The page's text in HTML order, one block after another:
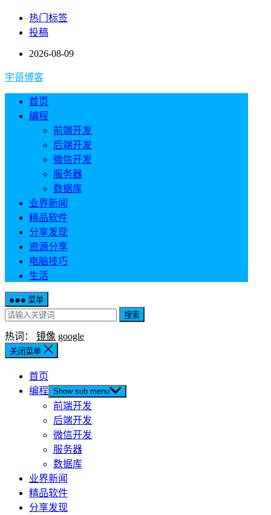
热门标签
投稿
2026-08-09
宇哥博客
首页
编程
前端开发
后端开发
微信开发
服务器
数据库
业界新闻
精品软件
分享发现
资源分享
电脑技巧
生活
菜单
搜索
热词： 镜像 google
关闭菜单
首页
编程 Show sub menu
前端开发
后端开发
微信开发
服务器
数据库
业界新闻
精品软件
分享发现